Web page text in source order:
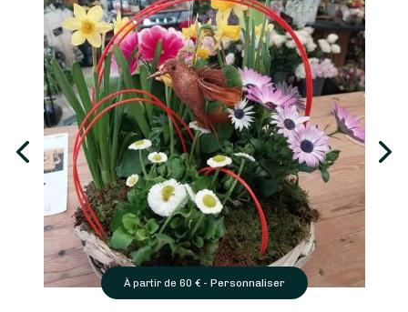
À partir de40€ -Personnaliser